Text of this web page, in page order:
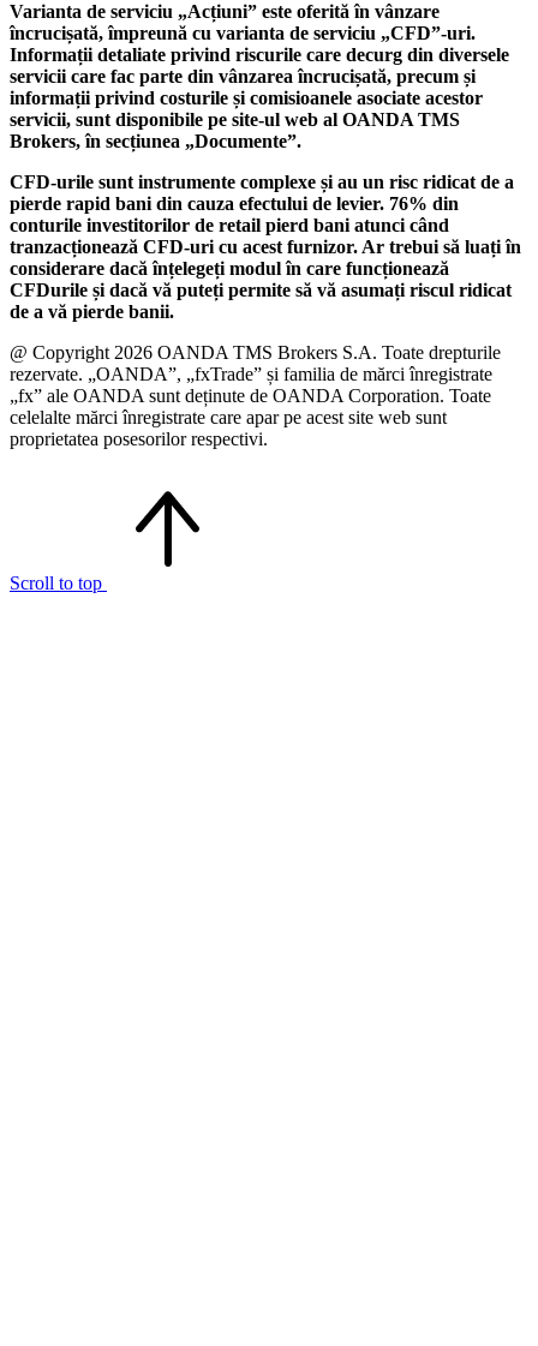
Varianta de serviciu „Acțiuni” este oferită în vânzare
încrucișată, împreună cu varianta de serviciu „CFD”-uri.
Informații detaliate privind riscurile care decurg din diversele
servicii care fac parte din vânzarea încrucișată, precum și
informații privind costurile și comisioanele asociate acestor
servicii, sunt disponibile pe site-ul web al OANDA TMS
Brokers, în secțiunea „Documente”.
CFD-urile sunt instrumente complexe și au un risc ridicat de a
pierde rapid bani din cauza efectului de levier. 76% din
conturile investitorilor de retail pierd bani atunci când
tranzacționează CFD-uri cu acest furnizor. Ar trebui să luați în
considerare dacă înțelegeți modul în care funcționează
CFDurile și dacă vă puteți permite să vă asumați riscul ridicat
de a vă pierde banii.
@ Copyright 2026 OANDA TMS Brokers S.A. Toate drepturile
rezervate. „OANDA”, „fxTrade” și familia de mărci înregistrate
„fx” ale OANDA sunt deținute de OANDA Corporation. Toate
celelalte mărci înregistrate care apar pe acest site web sunt
proprietatea posesorilor respectivi.
Scroll to top